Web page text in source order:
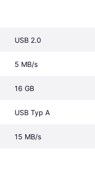
USB 2.0
5 MB/s
16 GB
USB Typ A
15 MB/s